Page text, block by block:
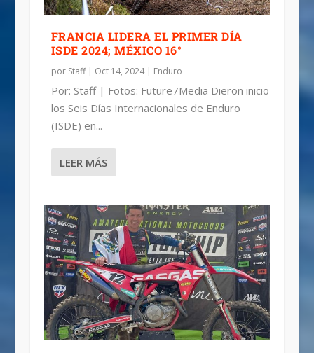
FRANCIA LIDERA EL PRIMER DÍA
ISDE 2024; MÉXICO 16°
por Staff| Oct 14, 2024| Enduro
Por: Staff | Fotos: Future7Media Dieron inicio
los Seis Días Internacionales de Enduro
(ISDE) en...
LEER MÁS